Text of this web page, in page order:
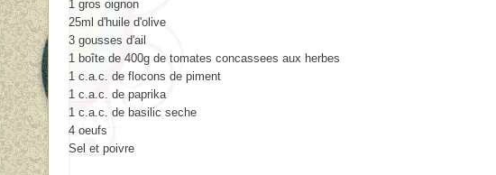
1 gros oignon
25ml d'huile d'olive
3 gousses d'ail
1 boîte de 400g de tomates concassees aux herbes
1 c.a.c. de flocons de piment
1 c.a.c. de paprika
1 c.a.c. de basilic seche
4 oeufs
Sel et poivre